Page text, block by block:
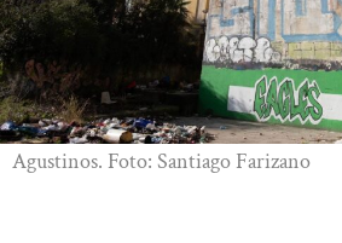
Agustinos. Foto: Santiago Farizano